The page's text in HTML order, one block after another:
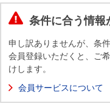
買いたい
中古
マン
売りたい
無
料
店舗案内
店舗のご
案内（首
会社情報
ごあいさ
つ
採用情報
新卒採用
情報
店舗案内
会社情報
採用情報
条件に合う情報
申し訳ありませんが、条
会員登録いただくと、ご
けします。
会員サービスについて